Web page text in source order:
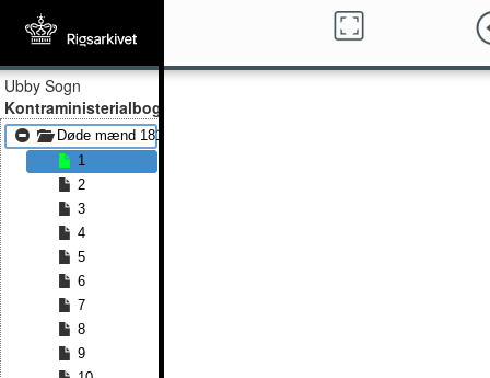
Ubby Sogn
Kontraministerialbog
Døde mænd 1813 - Døde mænd 1836
1
2
3
4
5
6
7
8
9